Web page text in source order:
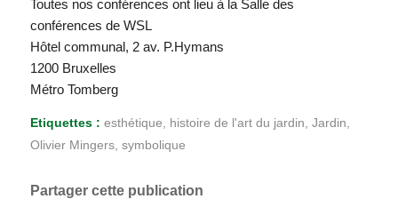
Toutes nos conférences ont lieu à la Salle des
conférences de WSL
Hôtel communal, 2 av. P.Hymans
1200 Bruxelles
Métro Tomberg
Etiquettes : esthétique histoire de l'art du jardin Jardin
Olivier Mingers, symbolique
Partager cette publication